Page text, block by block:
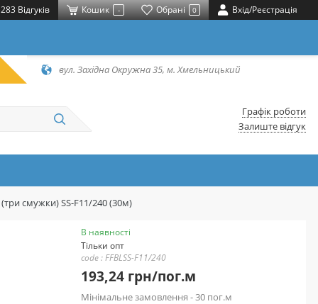
Відгуків Кошик - Обрані 0 Вхід/Реєстрація
вул. Західна Окружна 35, м. Хмельницький
Графік роботи
Залиште відгук
смужки) SS-F11/240 (30м)
В наявності
Тільки опт
code : FFBLSS-F11/240
193,24 грн/пог.м
Мінімальне замовлення - 30 пог.м